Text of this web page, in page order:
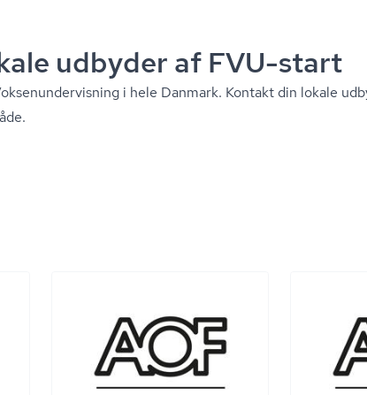
udbyder af FVU-start
i hele Danmark. Kontakt din lokale